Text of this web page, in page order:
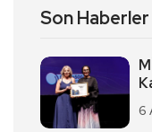
Son Haberler
6